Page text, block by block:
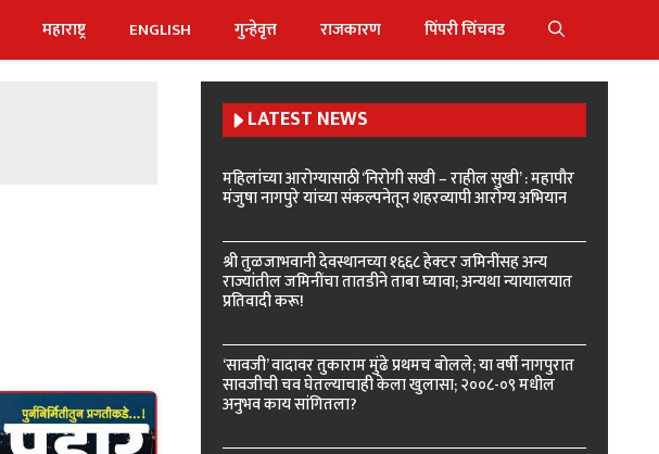
महाराष्ट्र ENGLISH गुन्हेवृत्त राजकारण पिंपरी चिंचवड
LATEST NEWS
महिलांच्या आरोग्यासाठी ‘निरोगी सखी – राहील सुखी’ : महापौर
मंजुषा नागपुरे यांच्या संकल्पनेतून शहरव्यापी आरोग्य अभियान
श्री तुळजाभवानी देवस्थानच्या १६६८ हेक्टर जमिनींसह अन्य
राज्यांतील जमिनींचा तातडीने ताबा घ्यावा; अन्यथा न्यायालयात
प्रतिवादी करू!
‘सावजी’ वादावर तुकाराम मुंढे प्रथमच बोलले; या वर्षी नागपुरात
सावजीची चव घेतल्याचाही केला खुलासा; २००८-०९ मधील
अनुभव काय सांगितला?